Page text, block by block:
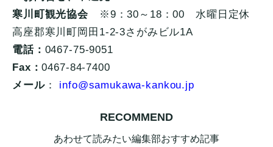
寒川町観光協会 ※9：30～18：00 水曜日定休
高座郡寒川町岡田1-2-3さがみビル1A
電話： 0467-75-9051
Fax：0467-84-7400
メール： info@samukawa-kankou.jp
RECOMMEND
あわせて読みたい編集部おすすめ記事